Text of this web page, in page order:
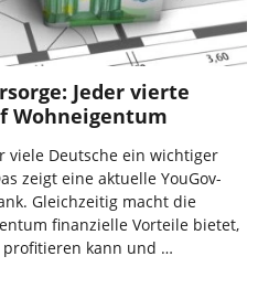
Jeder vierte
Wohneigentum
viele Deutsche ein wichtiger
zeigt eine aktuelle YouGov-
Gleichzeitig macht die
finanzielle Vorteile bietet,
kann und …